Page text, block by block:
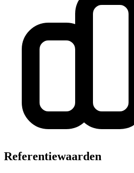
Referentiewaarden